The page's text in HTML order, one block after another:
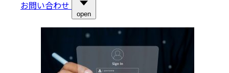
お問い合わせ
open